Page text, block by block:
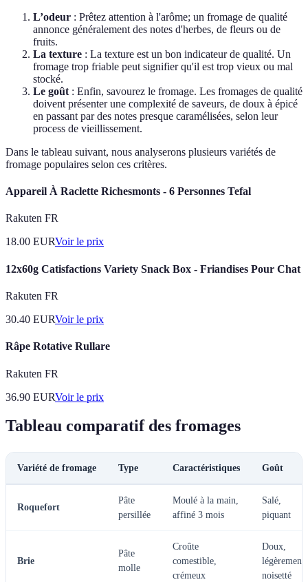
L’odeur : Prêtez attention à l'arôme; un fromage de qualité
annonce généralement des notes d'herbes, de fleurs ou de
fruits.
La texture : La texture est un bon indicateur de qualité. Un
fromage trop friable peut signifier qu'il est trop vieux ou mal
stocké.
Le goût : Enfin, savourez le fromage. Les fromages de qualité
doivent présenter une complexité de saveurs, de doux à épicé
en passant par des notes presque caramélisées, selon leur
process de vieillissement.
Dans le tableau suivant, nous analyserons plusieurs variétés de
fromage populaires selon ces critères.
Appareil À Raclette Richesmonts - 6 Personnes Tefal
Rakuten FR
18.00 EURVoir le prix
12x60g Catisfactions Variety Snack Box - Friandises Pour Chat
Rakuten FR
30.40 EURVoir le prix
Râpe Rotative Rullare
Rakuten FR
36.90 EURVoir le prix
Tableau comparatif des fromages
Variété de fromage Type Caractéristiques Goût
Roquefort
Pâte
persillée
Moulé à la main,
affiné 3 mois
Salé,
piquant
Brie
Pâte
molle
Croûte
comestible,
crémeux
Doux,
légèrement
noisetté